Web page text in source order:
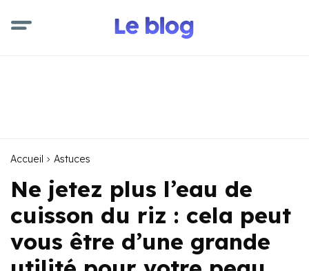
Accueil Astuces
Ne jetez plus l’eau de
cuisson du riz : cela peut
vous être d’une grande